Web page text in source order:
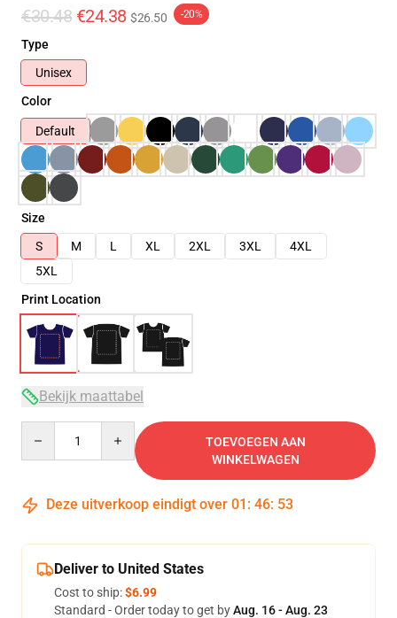
€30.48 €24.38 $26.50 -20%
Type
Unisex
Color
Default
Size
S
M L XL 2XL 3XL
4XL
5XL
Print Location
Bekijk maattabel
TOEVOEGEN AAN
WINKELWAGEN
Deze uitverkoop eindigt over 01 : 46: 52
Deliver to United States
Cost to ship:$6.99
Standard - Order today to get byAug. 16 - Aug. 23